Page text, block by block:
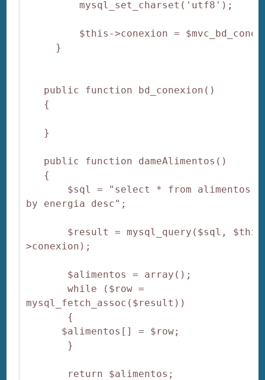
mysql_set_charset('utf8');
$this->conexion =
}
public function bd_conexion()
{
}
public function dameAlimentos()
{
$sql = "select * from alimentos
by energia desc";
$result = mysql_query($sql,
>conexion);
$alimentos = array();
while ($row =
mysql_fetch_assoc($result))
{
$alimentos[] = $row;
}
return $alimentos;